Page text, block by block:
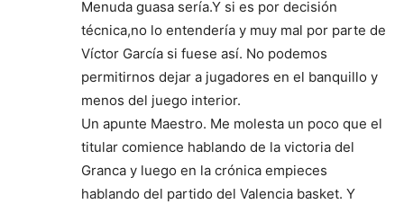
Menuda guasa sería.Y si es por decisión
técnica,no lo entendería y muy mal por parte de
Víctor García si fuese así. No podemos
permitirnos dejar a jugadores en el banquillo y
menos del juego interior.
Un apunte Maestro. Me molesta un poco que el
titular comience hablando de la victoria del
Granca y luego en la crónica empieces
hablando del partido del Valencia basket. Y